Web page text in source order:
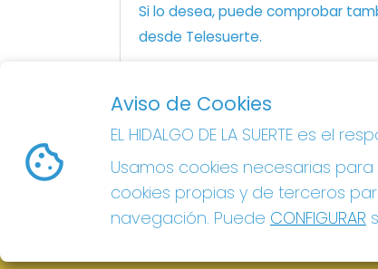
Si lo desea, puede comprobar
desde Telesuerte.
Comprar lotería
Contacto
Acceso
Aviso de Cookies
EL HIDALGO DE LA SUERTE es
Usamos cookies necesarias
cookies propias y de terceros
navegación. Puede CONFIGURAR